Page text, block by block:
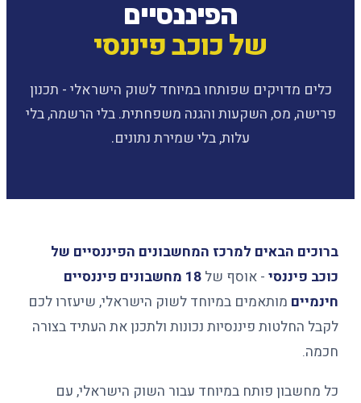
הפיננסיים
של כוכב פיננסי
כלים מדויקים שפותחו במיוחד לשוק הישראלי - תכנון
פרישה, מס, השקעות והגנה משפחתית. בלי הרשמה, בלי
עלות, בלי שמירת נתונים.
ברוכים הבאים למרכז המחשבונים הפיננסיים של
כוכב פיננסי - אוסף של
18 מחשבונים פיננסיים
חינמיים מותאמים במיוחד לשוק הישראלי, שיעזרו לכם
לקבל החלטות פיננסיות נכונות ולתכנן את העתיד בצורה
חכמה.
כל מחשבון פותח במיוחד עבור השוק הישראלי, עם